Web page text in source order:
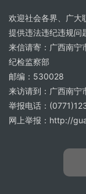
欢迎社会各界、广大
提供违法违纪违规问
来信请寄：广西南宁
纪检监察部
邮编：530028
来访请到：广西南宁
举报电话：
网上举报：http://